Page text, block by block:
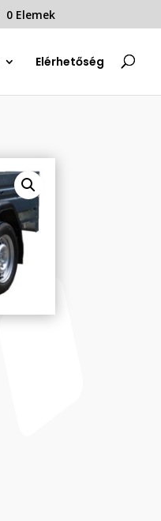
0 Elemek
Elérhetőség